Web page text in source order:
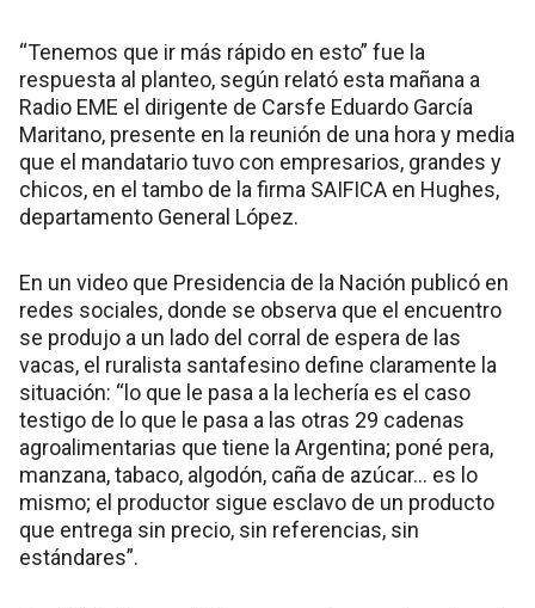
“Tenemos que ir más rápido en esto” fue la
respuesta al planteo, según relató esta mañana a
Radio EME el dirigente de Carsfe Eduardo García
Maritano, presente en la reunión de una hora y media
que el mandatario tuvo con empresarios, grandes y
chicos, en el tambo de la firma SAIFICA en Hughes,
departamento General López.
En un video que Presidencia de la Nación publicó en
redes sociales, donde se observa que el encuentro
se produjo a un lado del corral de espera de las
vacas, el ruralista santafesino define claramente la
situación: “lo que le pasa a la lechería es el caso
testigo de lo que le pasa a las otras 29 cadenas
agroalimentarias que tiene la Argentina; poné pera,
manzana, tabaco, algodón, caña de azúcar… es lo
mismo; el productor sigue esclavo de un producto
que entrega sin precio, sin referencias, sin
estándares”.